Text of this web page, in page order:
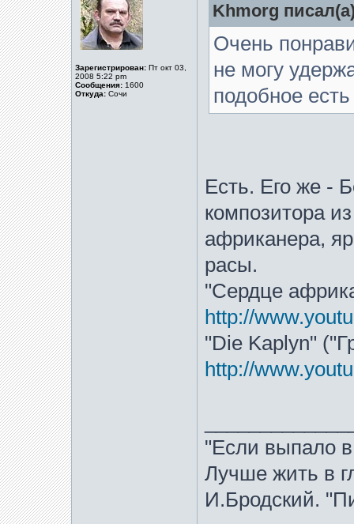
Зарегистрирован: Пт окт 03,
2008 5:22 pm
Сообщения: 1600
Откуда: Сочи
Khmorg
Очень
не могу
подобное
Есть. Его же -
композитора
африканера,
расы.
"Сердце
http://
"Die Kaplyn"
http://
"Если выпало
Лучше жить в
И.Бродский.